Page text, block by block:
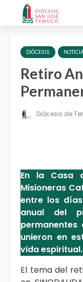
DIÓCESIS
Retiro
Diócesis de
En la Casa
Misioneras
entre los
anual del
permanentes
unieron en
vida espiritual.
El tema del